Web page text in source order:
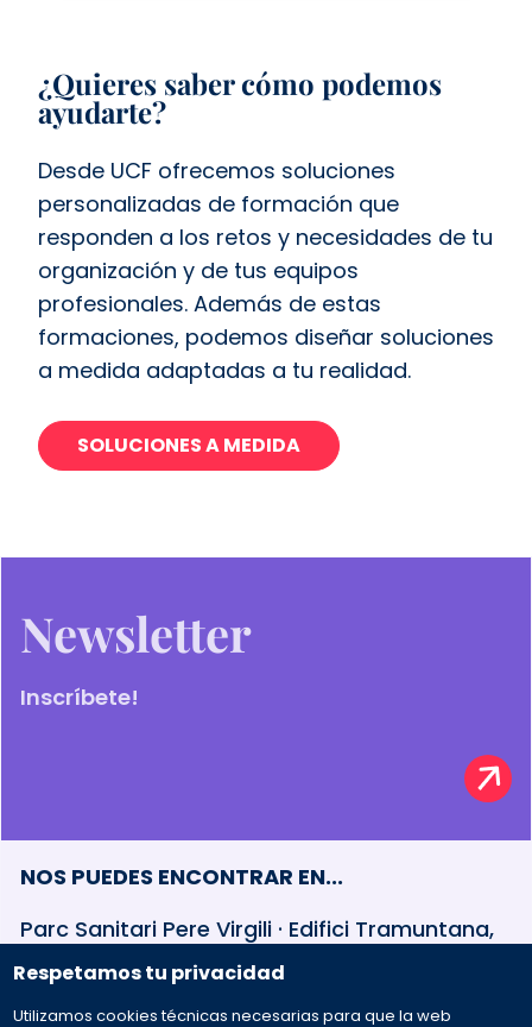
Respetamos tu privacidad
Utilizamos cookies técnicas necesarias para que la web
¿Quieres saber cómo podemos
ayudarte?
Desde UCF ofrecemos soluciones
personalizadas de formación que
responden a los retos y necesidades de tu
organización y de tus equipos
profesionales. Además de estas
formaciones, podemos diseñar soluciones
a medida adaptadas a tu realidad.
SOLUCIONES A MEDIDA
Newsletter
Inscríbete!
NOS PUEDES ENCONTRAR EN...
Parc Sanitari Pere Virgili · Edifici Tramuntana,
baixos Esteve Terradas, 30 · 08023 Barcelona